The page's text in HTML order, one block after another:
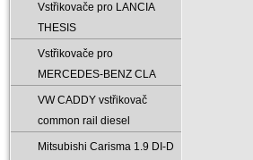
Vstřikovače pro LANCIA
THESIS
Vstřikovače pro
MERCEDES-BENZ CLA
VW CADDY vstřikovač
common rail diesel
Mitsubishi Carisma 1.9 DI-D